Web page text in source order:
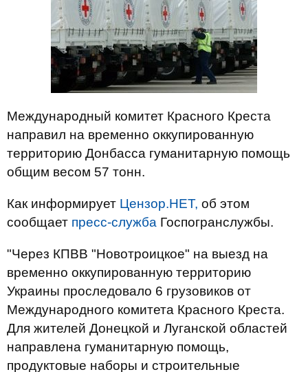
Международный комитет Красного Креста
направил на временно оккупированную
территорию Донбасса гуманитарную помощь
общим весом 57 тонн.
Как информирует Цензор.НЕТ, об этом
сообщает пресс-служба Госпогранслужбы.
"Через КПВВ "Новотроицкое" на выезд на
временно оккупированную территорию
Украины проследовало 6 грузовиков от
Международного комитета Красного Креста.
Для жителей Донецкой и Луганской областей
направлена гуманитарную помощь,
продуктовые наборы и строительные